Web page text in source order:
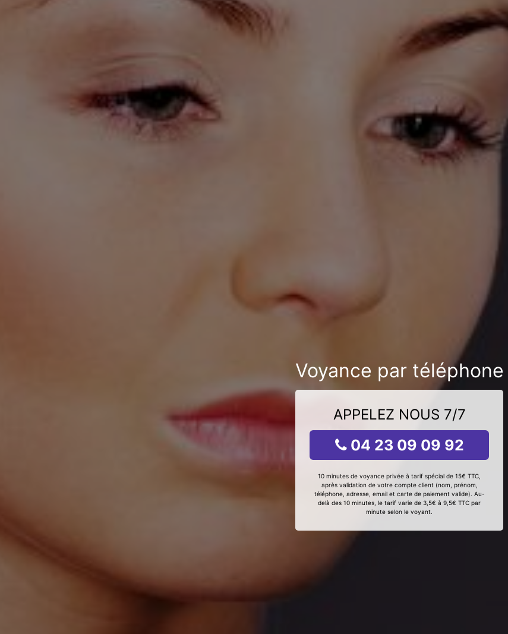
Voyance par téléphone
APPELEZ NOUS 7/7
04 23 09 09 92
10 minutes de voyance privée à tarif spécial de 15€ TTC,
après validation de votre compte client (nom, prénom,
téléphone, adresse, email et carte de paiement valide). Au-
delà des 10 minutes, le tarif varie de 3,5€ à 9,5€ TTC par
minute selon le voyant.